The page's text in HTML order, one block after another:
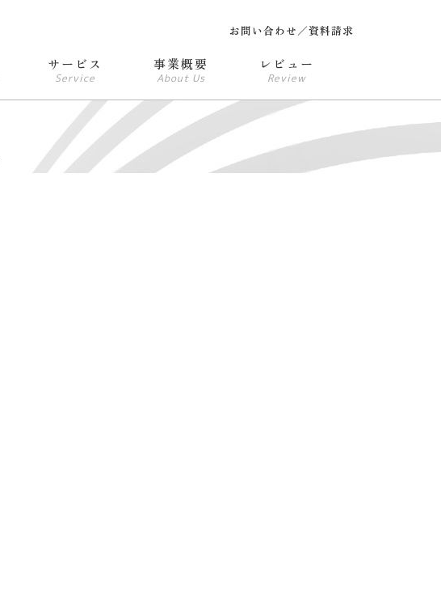
お問い合わせ／資料請求
サービス
Service
事業概要
About Us
レビュー
Review